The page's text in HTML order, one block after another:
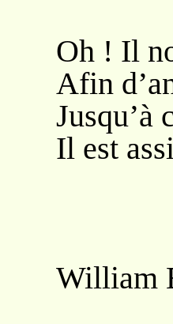
Oh ! Il
Afin
Jusqu’à
Il est
William